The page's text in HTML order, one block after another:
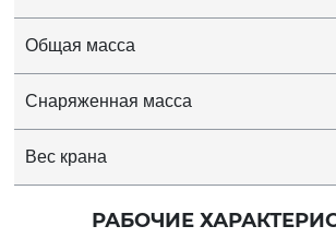
Общая масса
Снаряженная масса
Вес крана
РАБОЧИЕ